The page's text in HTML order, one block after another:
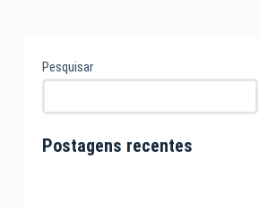
Pesquisar
Postagens recentes